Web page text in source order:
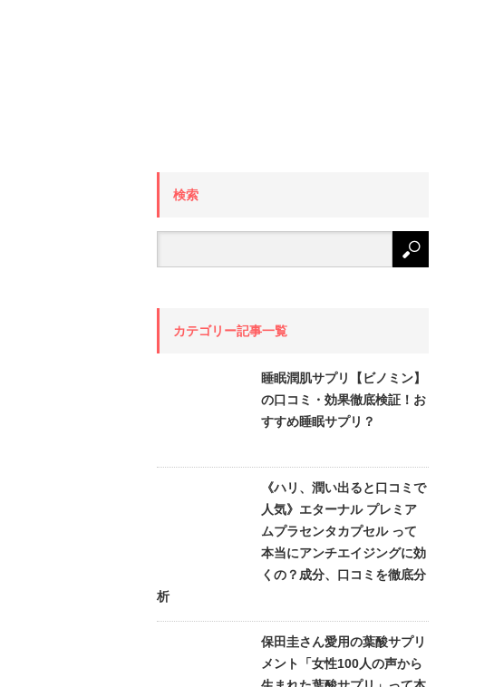
検索
カテゴリー記事一覧
睡眠潤肌サプリ【ビノミン】
の口コミ・効果徹底検証！お
すすめ睡眠サプリ？
《ハリ、潤い出ると口コミで
人気》エターナル プレミア
ムプラセンタカプセル って
本当にアンチエイジングに効
くの？成分、口コミを徹底分
析
保田圭さん愛用の葉酸サプリ
メント「女性100人の声から